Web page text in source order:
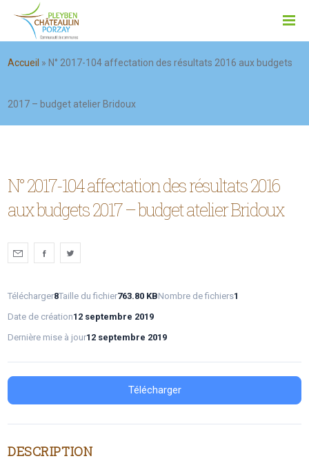
Accueil » N° 2017-104 affectation des résultats 2016 aux budgets
2017 – budget atelier Bridoux
N° 2017-104 affectation des résultats 2016
aux budgets 2017 – budget atelier Bridoux
Télécharger8Taille du fichier763.80 KBNombre de fichiers1
Date de création12 septembre 2019
Dernière mise à jour12 septembre 2019
Télécharger
DESCRIPTION